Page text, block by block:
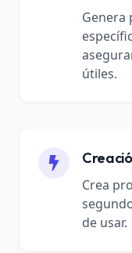
Genera
útiles.
Crea
de usar.